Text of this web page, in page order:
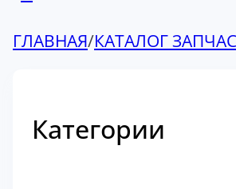
ГЛАВНАЯ/КАТАЛОГ
Категории